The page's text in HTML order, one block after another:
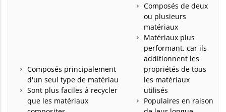
Composés principalement
d'un seul type de matériau
Sont plus faciles à recycler
que les matériaux
Composés de deux
ou plusieurs
matériaux
Matériaux plus
performant, car ils
additionnent les
propriétés de tous
les matériaux
utilisés
Populaires en raison